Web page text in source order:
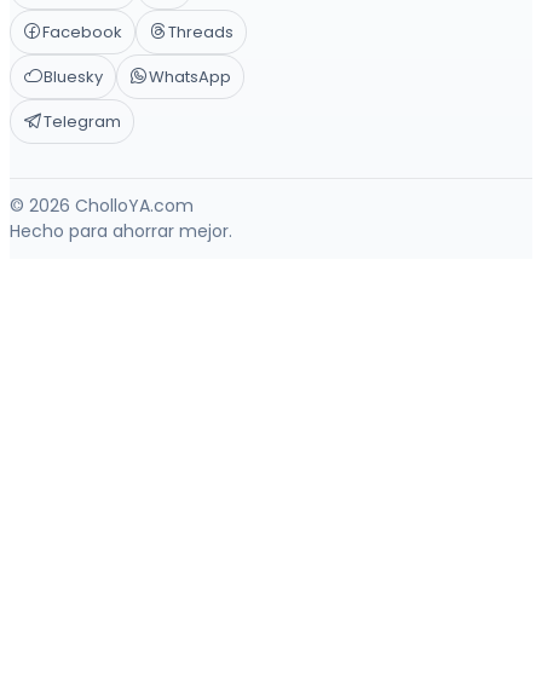
Facebook
Threads
Bluesky
WhatsApp
Telegram
© 2026 CholloYA.com
Hecho para ahorrar mejor.